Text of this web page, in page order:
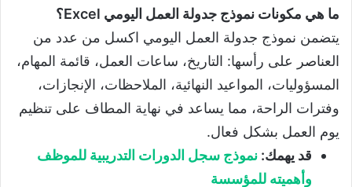
ما هي مكونات نموذج جدولة العمل اليومي Excel؟
يتضمن نموذج جدولة العمل اليومي اكسل من عدد من
العناصر على رأسها: التاريخ، ساعات العمل، قائمة المهام،
المسؤوليات، المواعيد النهائية، الملاحظات، الإنجازات،
وفترات الراحة، مما يساعد في نهاية المطاف على تنظيم
يوم العمل بشكل فعال.
قد يهمك: نموذج سجل الدورات التدريبية للموظف
وأهميته للمؤسسة